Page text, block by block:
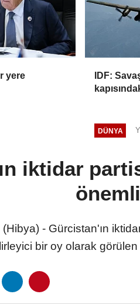
yere
IDF:
DÜNYA
iktidar
- Gürcistan'ın
bir oy olarak